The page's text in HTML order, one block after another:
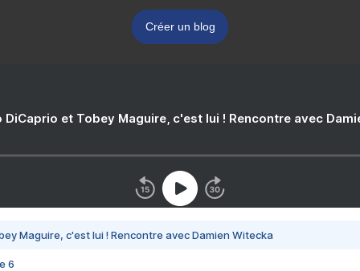
Créer un blog
DiCaprio et Tobey Maguire, c'est lui ! Rencontre avec
Maguire, c'est lui ! Rencontre avec Damien Witecka
6